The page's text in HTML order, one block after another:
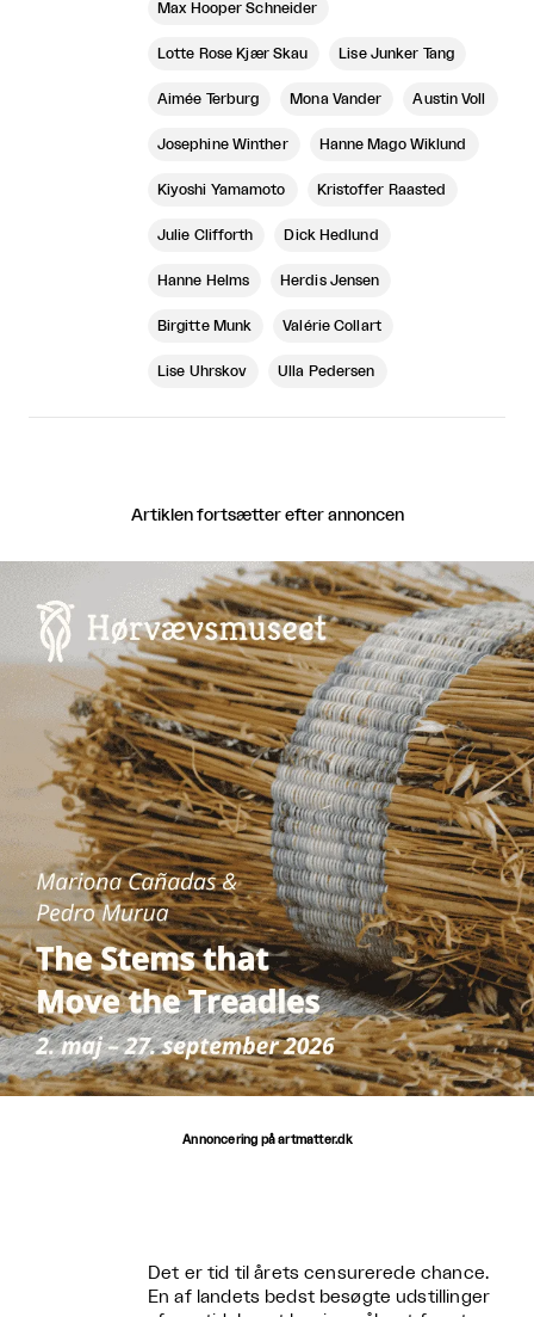
Max Hooper Schneider
Lotte Rose Kjær Skau Lise Junker Tang
Aimée Terburg Mona Vander Austin Voll
Josephine Winther Hanne Mago Wiklund
Kiyoshi Yamamoto Kristoffer Raasted
Julie Clifforth Dick Hedlund
Hanne Helms Herdis Jensen
Birgitte Munk Valérie Collart
Lise Uhrskov Ulla Pedersen
Artiklen fortsætter efter annoncen
Annoncering på artmatter.dk
Det er tid til årets censurerede chance.
En af landets bedst besøgte udstillinger